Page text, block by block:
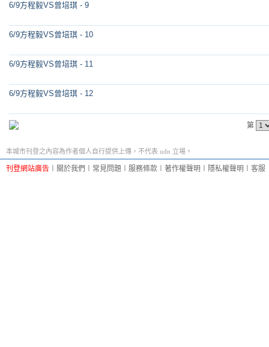
6/9方程毅VS曾培琪 - 9
6/9方程毅VS曾培琪 - 10
6/9方程毅VS曾培琪 - 11
6/9方程毅VS曾培琪 - 12
第
本城市刊登之內容為作者個人自行提供上傳，不代表 udn 立場。
刊登網站廣告 關於我們 常見問題 服務條款 著作權聲明 隱私權聲明 客服